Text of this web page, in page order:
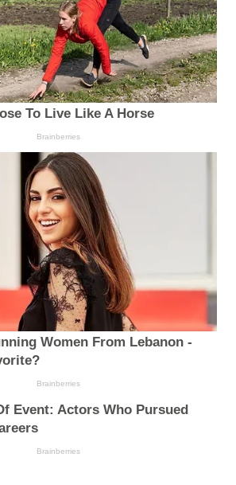
To Live Like A Horse
Brainberries
Women From Lebanon -
Brainberries
Event: Actors Who Pursued
Brainberries